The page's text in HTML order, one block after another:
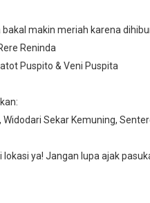
makin meriah karena
Reninda
Puspito & Veni Puspita
Widodari Sekar Kemuning,
lokasi ya! Jangan lupa ajak